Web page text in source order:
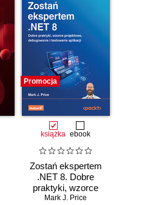
Promocja
książka ebook
Zostań ekspertem
.NET 8. Dobre
praktyki, wzorce
projektowe,
Mark J. Price